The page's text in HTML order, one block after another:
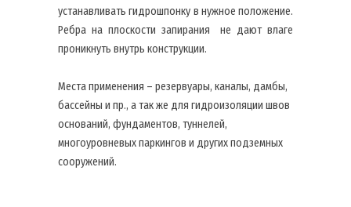
устанавливать гидрошпонку в нужное положение.
Ребра на плоскости запирания не дают влаге
проникнуть внутрь конструкции.
Места применения – резервуары, каналы, дамбы,
бассейны и пр., а так же для гидроизоляции швов
оснований, фундаментов, туннелей,
многоуровневых паркингов и других подземных
сооружений.